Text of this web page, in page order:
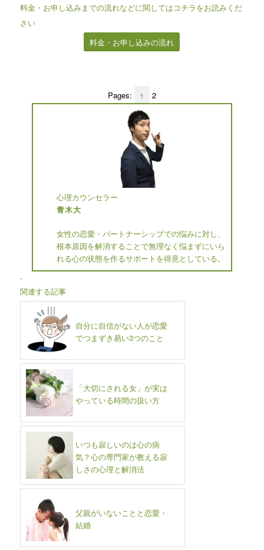
料金・お申し込みまでの流れなどに関してはコチラをお読みくだ
さい
料金・お申し込みの流れ
Pages: 1 2
心理カウンセラー
青木大
女性の恋愛・パートナーシップでの悩みに対し、
根本原因を解消することで無理なく悩まずにいら
れる心の状態を作るサポートを得意としている。
-
関連する記事
自分に自信がない人が恋愛
でつまずき易い3つのこと
「大切にされる女」が実は
やっている時間の扱い方
いつも寂しいのは心の病
気？心の専門家が教える寂
しさの心理と解消法
父親がいないことと恋愛・
結婚